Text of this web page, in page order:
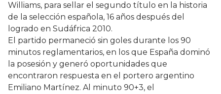
Williams, para sellar el segundo título en la historia
de la selección española, 16 años después del
logrado en Sudáfrica 2010.
El partido permaneció sin goles durante los 90
minutos reglamentarios, en los que España dominó
la posesión y generó oportunidades que
encontraron respuesta en el portero argentino
Emiliano Martínez. Al minuto 90+3, el